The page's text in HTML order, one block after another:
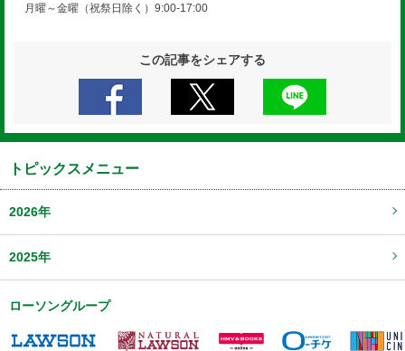
月曜～金曜（祝祭日除く）9:00-17:00
この記事をシェアする
トピックスメニュー
2026年
2025年
ローソングループ